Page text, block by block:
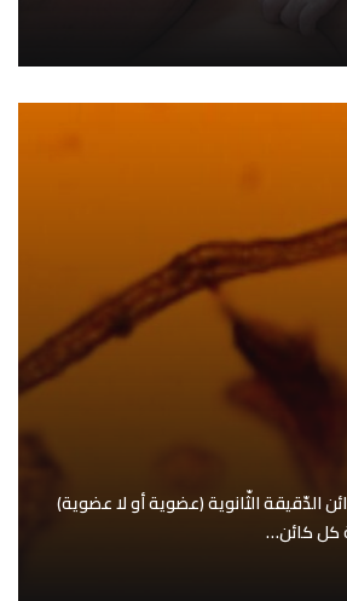
الدّقيقة الثّانوية (عضوية أو لا عضوية)
كائن…